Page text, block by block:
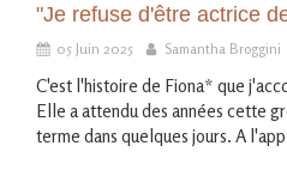
"Je refuse d'être actrice
05 Juin 2025 Samantha Broggini
C'est l'histoire de Fiona* que
Elle a attendu des années cette
terme dans quelques jours. A